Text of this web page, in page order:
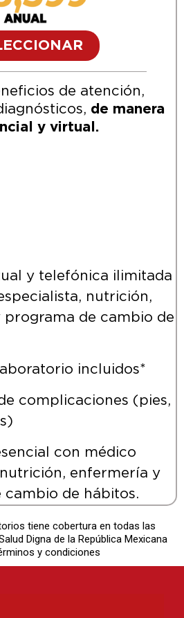
de atención,
de manera
y virtual.
y telefónica ilimitada
nutrición,
programa de cambio de
incluidos*
complicaciones (pies,
con médico
enfermería y
cambio de hábitos.
tiene cobertura en todas las
Digna de la República Mexicana
y condiciones